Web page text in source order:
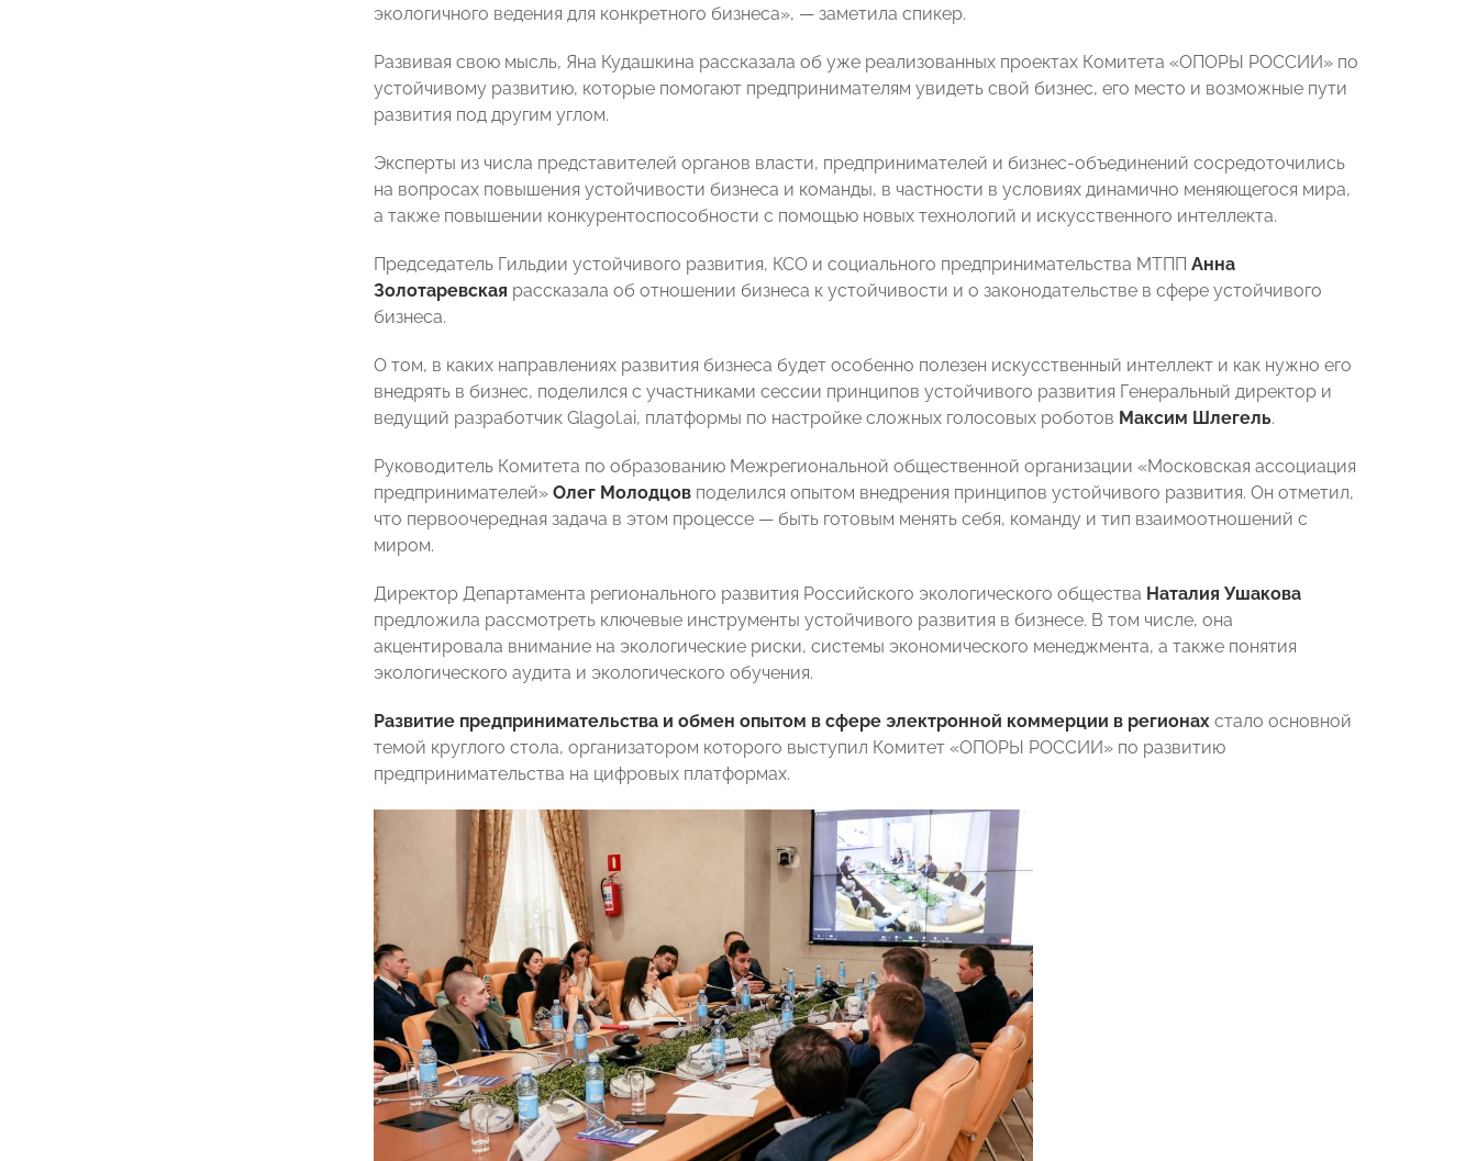
экологичного ведения для конкретного бизнеса», — заметила спикер.
Развивая свою мысль, Яна Кудашкина рассказала об уже реализованных проектах Комитета «ОПОРЫ РОССИИ» по
устойчивому развитию, которые помогают предпринимателям увидеть свой бизнес, его место и возможные пути
развития под другим углом.
Эксперты из числа представителей органов власти, предпринимателей и бизнес-объединений сосредоточились
на вопросах повышения устойчивости бизнеса и команды, в частности в условиях динамично меняющегося мира,
а также повышении конкурентоспособности с помощью новых технологий и искусственного интеллекта.
Председатель Гильдии устойчивого развития, КСО и социального предпринимательства МТПП Анна
Золотаревская рассказала об отношении бизнеса к устойчивости и о законодательстве в сфере устойчивого
бизнеса.
О том, в каких направлениях развития бизнеса будет особенно полезен искусственный интеллект и как нужно его
внедрять в бизнес, поделился с участниками сессии принципов устойчивого развития Генеральный директор и
ведущий разработчик Glagol.ai, платформы по настройке сложных голосовых роботов Максим Шлегель.
Руководитель Комитета по образованию Межрегиональной общественной организации «Московская ассоциация
предпринимателей» Олег Молодцов поделился опытом внедрения принципов устойчивого развития. Он отметил,
что первоочередная задача в этом процессе — быть готовым менять себя, команду и тип взаимоотношений с
миром.
Директор Департамента регионального развития Российского экологического общества Наталия Ушакова
предложила рассмотреть ключевые инструменты устойчивого развития в бизнесе. В том числе, она
акцентировала внимание на экологические риски, системы экономического менеджмента, а также понятия
экологического аудита и экологического обучения.
Развитие предпринимательства и обмен опытом в сфере электронной коммерции в регионах стало основной
темой круглого стола, организатором которого выступил Комитет «ОПОРЫ РОССИИ» по развитию
предпринимательства на цифровых платформах.